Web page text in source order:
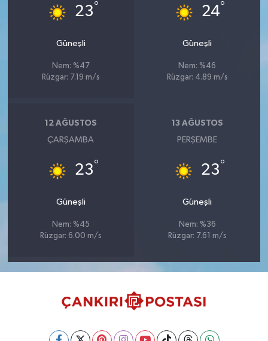
23°
Güneşli
Nem: %47
Rüzgar: 7.19 m/s
24°
Güneşli
Nem: %46
Rüzgar: 4.89 m/s
12 AĞUSTOS
ÇARŞAMBA
23°
Güneşli
Nem: %45
Rüzgar: 6.00 m/s
13 AĞUSTOS
PERŞEMBE
23°
Güneşli
Nem: %36
Rüzgar: 7.61 m/s